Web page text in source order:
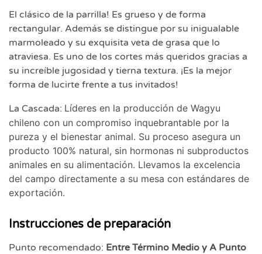
El clásico de la parrilla! Es grueso y de forma
rectangular. Además se distingue por su inigualable
marmoleado y su exquisita veta de grasa que lo
atraviesa. Es uno de los cortes más queridos gracias a
su increíble jugosidad y tierna textura. ¡Es la mejor
forma de lucirte frente a tus invitados!
La Cascada: Líderes en la producción de Wagyu
chileno con un compromiso inquebrantable por la
pureza y el bienestar animal. Su proceso asegura un
producto 100% natural, sin hormonas ni subproductos
animales en su alimentación. Llevamos la excelencia
del campo directamente a su mesa con estándares de
exportación.
Instrucciones de preparación
Punto recomendado: Entre Término Medio y A Punto